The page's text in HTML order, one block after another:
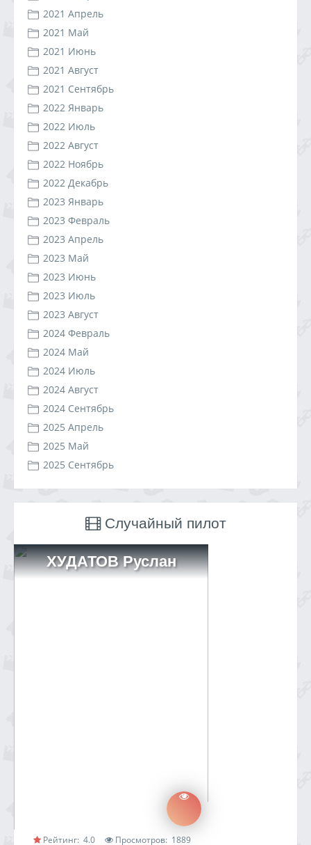
2021 Апрель
2021 Май
2021 Июнь
2021 Август
2021 Сентябрь
2022 Январь
2022 Июль
2022 Август
2022 Ноябрь
2022 Декабрь
2023 Январь
2023 Февраль
2023 Апрель
2023 Май
2023 Июнь
2023 Июль
2023 Август
2024 Февраль
2024 Май
2024 Июль
2024 Август
2024 Сентябрь
2025 Апрель
2025 Май
2025 Сентябрь
Случайный пилот
ХУДАТОВ Руслан
Рейтинг: 4.0 Просмотров: 1889